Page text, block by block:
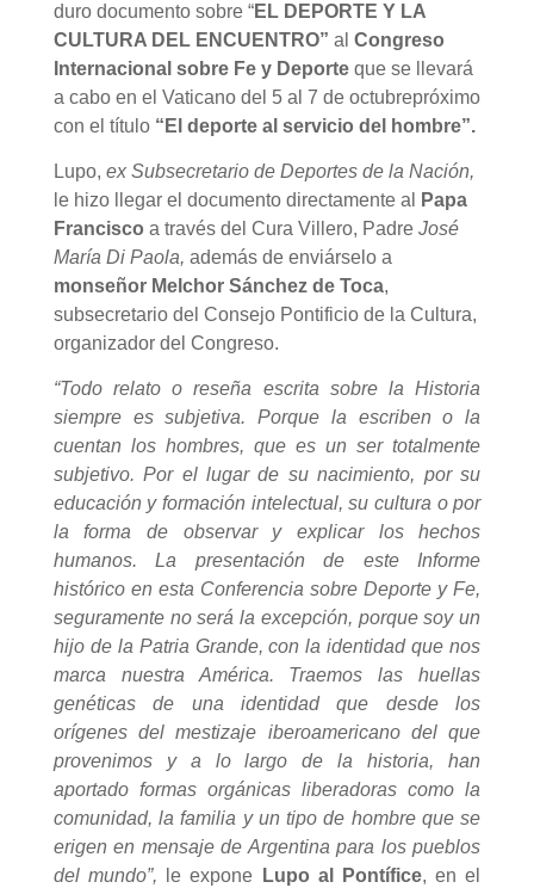
duro documento sobre “EL DEPORTE Y LA
CULTURA DEL ENCUENTRO” al Congreso
Internacional sobre Fe y Deporte que se llevará
a cabo en el Vaticano del 5 al 7 de octubrepróximo
con el título“El deporte al servicio del hombre”.
Lupo, ex Subsecretario de Deportes de la Nación,
le hizo llegar el documento directamente al
Papa
Francisco a través del Cura Villero, Padre José
María Di Paola, además de enviárselo a
monseñor Melchor Sánchez de Toca,
subsecretario del Consejo Pontificio de la Cultura,
organizador del Congreso.
“Todo relato o reseña escrita sobre la Historia
siempre es subjetiva. Porque la escriben o la
cuentan los hombres, que es un ser totalmente
subjetivo. Por el lugar de su nacimiento, por su
educación y formación intelectual, su cultura o por
la forma de observar y explicar los hechos
humanos. La presentación de este Informe
histórico en esta Conferencia sobre Deporte y Fe,
seguramente no será la excepción, porque soy un
hijo de la Patria Grande, con la identidad que nos
marca nuestra América. Traemos las huellas
genéticas de una identidad que desde los
orígenes del mestizaje iberoamericano del que
provenimos y a lo largo de la historia, han
aportado formas orgánicas liberadoras como la
comunidad, la familia y un tipo de hombre que se
erigen en mensaje de Argentina para los pueblos
del mundo”,
le expone Lupo al Pontífice, en el